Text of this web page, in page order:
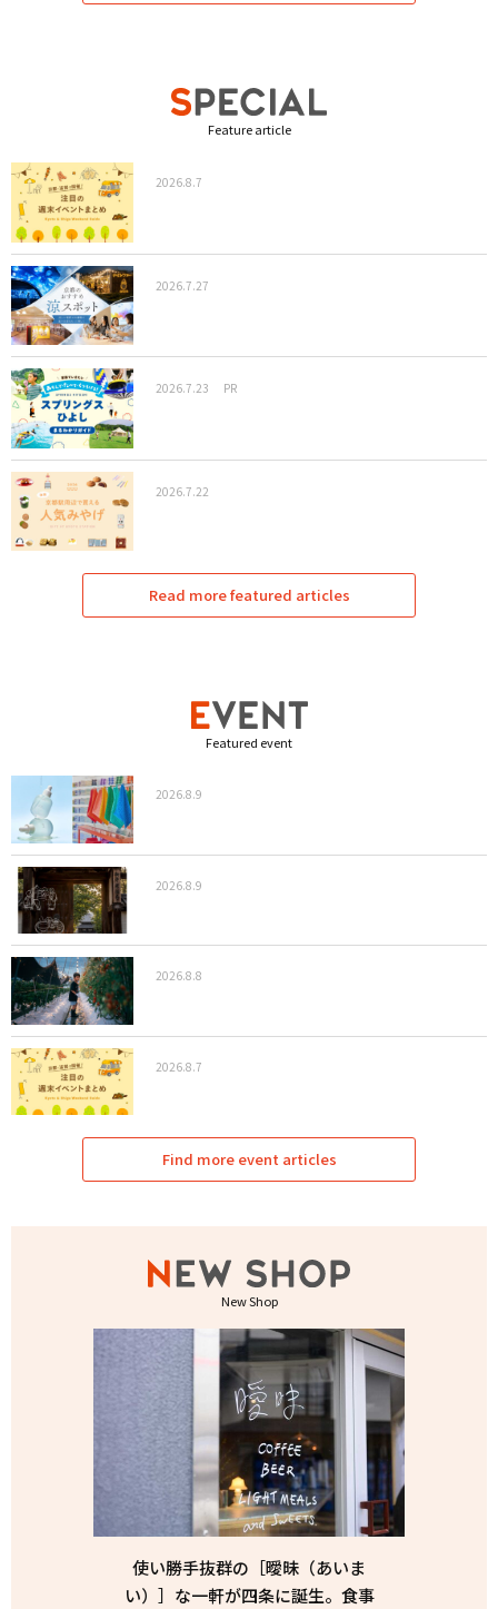
Feature article
2026.8.7
2026.7.27
2026.7.23 PR
2026.7.22
Read more featured articles
Featured event
2026.8.9
2026.8.9
2026.8.8
2026.8.7
Find more event articles
New Shop
使い勝手抜群の［曖昧（あいま
い）］な一軒が四条に誕生。食事